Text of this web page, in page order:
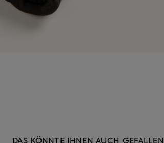
DAS KÖNNTE IHNEN AUCH GEFALLEN